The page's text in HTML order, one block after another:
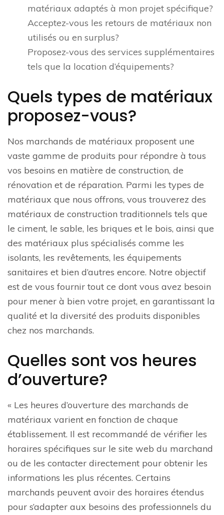
matériaux adaptés à mon projet spécifique?
Acceptez-vous les retours de matériaux non
utilisés ou en surplus?
Proposez-vous des services supplémentaires
tels que la location d’équipements?
Quels types de matériaux
proposez-vous?
Nos marchands de matériaux proposent une
vaste gamme de produits pour répondre à tous
vos besoins en matière de construction, de
rénovation et de réparation. Parmi les types de
matériaux que nous offrons, vous trouverez des
matériaux de construction traditionnels tels que
le ciment, le sable, les briques et le bois, ainsi que
des matériaux plus spécialisés comme les
isolants, les revêtements, les équipements
sanitaires et bien d’autres encore. Notre objectif
est de vous fournir tout ce dont vous avez besoin
pour mener à bien votre projet, en garantissant la
qualité et la diversité des produits disponibles
chez nos marchands.
Quelles sont vos heures
d’ouverture?
« Les heures d’ouverture des marchands de
matériaux varient en fonction de chaque
établissement. Il est recommandé de vérifier les
horaires spécifiques sur le site web du marchand
ou de les contacter directement pour obtenir les
informations les plus récentes. Certains
marchands peuvent avoir des horaires étendus
pour s’adapter aux besoins des professionnels du